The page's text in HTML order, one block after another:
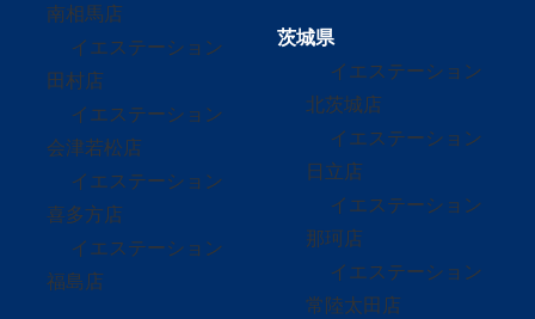
南相馬店
イエステーション
田村店
イエステーション
会津若松店
イエステーション
喜多方店
イエステーション
福島店
茨城県
イエステーション
北茨城店
イエステーション
日立店
イエステーション
那珂店
イエステーション
常陸太田店